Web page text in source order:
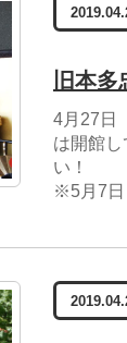
旧本
4月27日
は開館
い！
※5月7日